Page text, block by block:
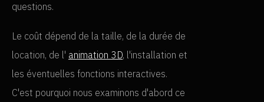
questions.
Le coût dépend de la taille, de la durée de
location, de l' animation 3D, l'installation et
les éventuelles fonctions interactives.
C'est pourquoi nous examinons d'abord ce